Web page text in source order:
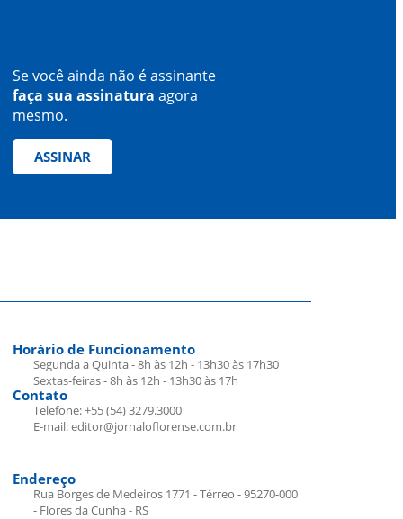
Se você ainda não é assinante
faça sua assinatura agora
mesmo.
ASSINAR
Horário de Funcionamento
Segunda a Quinta - 8h às 12h - 13h30 às 17h30
Sextas-feiras - 8h às 12h - 13h30 às 17h
Contato
Telefone: +55 (54) 3279.3000
E-mail: editor@jornaloflorense.com.br
Endereço
Rua Borges de Medeiros 1771 - Térreo - 95270-000
- Flores da Cunha - RS